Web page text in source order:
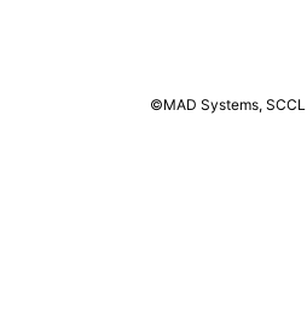
©MAD Systems, SCCL